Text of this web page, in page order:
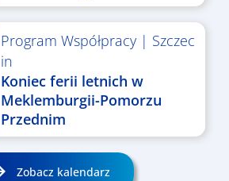
Program Współpracy| Szczec
in
Koniec ferii letnich w
Meklemburgii-Pomorzu
Przednim
Zobacz kalendarz